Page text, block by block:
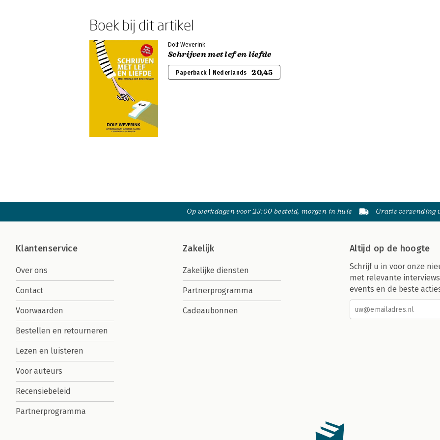
Boek bij dit artikel
Dolf Weverink
Schrijven met lef en liefde
Paperback | Nederlands 20,45
Op werkdagen voor 23:00 besteld, morgen in huis Gratis verzending
Klantenservice
Over ons
Contact
Voorwaarden
Bestellen en retourneren
Lezen en luisteren
Voor auteurs
Recensiebeleid
Partnerprogramma
Zakelijk
Zakelijke diensten
Partnerprogramma
Cadeaubonnen
Altijd op de hoogte
Schrijf u in voor onze
met relevante
events en de beste